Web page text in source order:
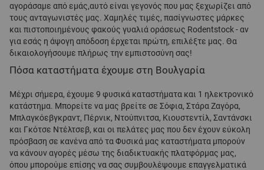
αγοράσαμε από εμάς,αυτό είναι γεγονός που μας ξεχωρίζει από
τους ανταγωνιστές μας. Χαμηλές τιμές, πασίγνωστες μάρκες
και πιστοποιημένους φακούς γυαλιά οράσεως Rodentstock - αν
για εσάς η άψογη απόδοση έρχεται πρώτη, επιλέξτε μας. Θα
δικαιολογήσουμε πλήρως την εμπιστοσύνη σας!
Πόσα καταστήματα έχουμε στη Βουλγαρία
Μέχρι σήμερα, έχουμε 9 φυσικά καταστήματα και 1 ηλεκτρονικό
κατάστημα. Μπορείτε να μας βρείτε σε Σόφια, Στάρα Ζαγόρα,
Μπλαγκόεβγκραντ, Πέρνικ, Ντούπνιτσα, Κιουστεντίλ, Σαντάνσκι
και Γκότσε Ντέλτσεβ, και οι πελάτες μας που δεν έχουν εύκολη
πρόσβαση σε κανένα από τα Φυσικά μας καταστήματα μπορούν
να κάνουν αγορές μέσω της διαδικτυακής πλατφόρμας μας,
όπου μπορούμε επίσης να σας συμβουλέψουμε επαγγελματικά